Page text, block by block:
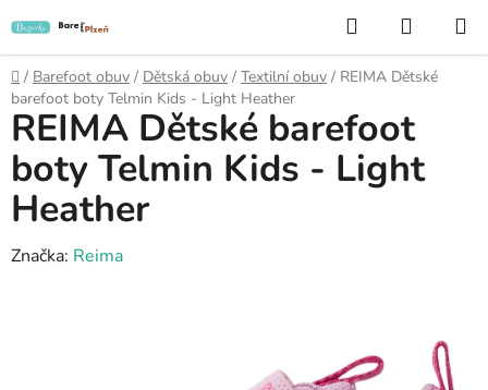
na
obsah
Hledat
KOŠÍK
Domů
/ Barefoot obuv / Dětská obuv / Textilní obuv / REIMA Dětské
barefoot boty Telmin Kids - Light Heather
REIMA Dětské barefoot
boty Telmin Kids - Light
Heather
Značka: Reima